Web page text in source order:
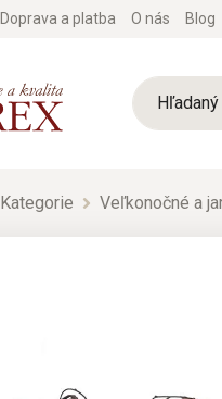
Doprava a platba O nás Blog
Kategorie Veľkonočné a